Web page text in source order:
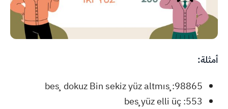
أمثلة:
98865: beş dokuz Bin sekiz yüz altmış
553: beş yüz elli üç